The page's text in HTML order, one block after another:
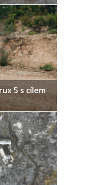
5 s cílem